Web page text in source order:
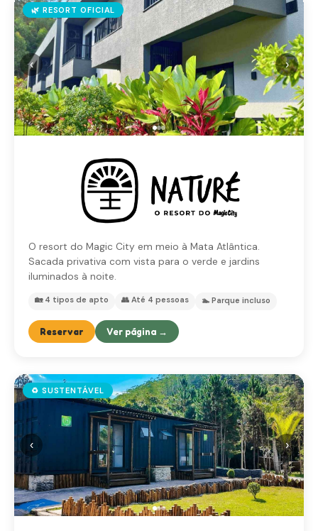
‹ ›
🌿 RESORT OFICIAL
O resort do Magic City em meio à Mata Atlântica.
Sacada privativa com vista para o verde e jardins
iluminados à noite.
🏡 4 tipos de apto 👥 Até 4 pessoas 🏊 Parque incluso
Reservar Ver página →
‹ ›
♻️ SUSTENTÁVEL